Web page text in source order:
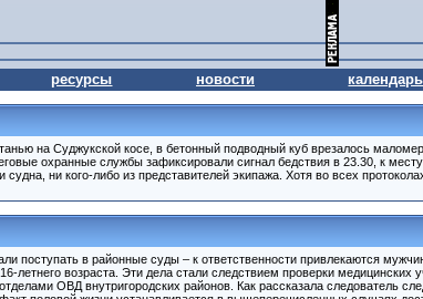
ресурсы новости календарь
на Суджукской косе, в бетонный подводный куб врезалось
охранные службы зафиксировали сигнал бедствия в 23.30, к
ни кого-либо из представителей экипажа. Хотя во всех
поступать в районные суды – к ответственности привлекаются
летнего возраста. Эти дела стали следствием проверки медицинских
ОВД внутригородских районов. Как рассказала следователь